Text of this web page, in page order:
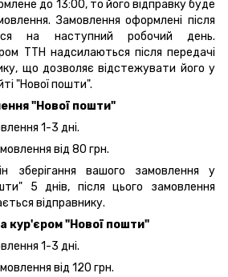
до 13:00, то його відправку буде
Замовлення оформлені після
на наступний робочий день.
ТТН надсилаються після передачі
що дозволяє відстежувати його у
"Нової пошти".
"Нової пошти"
1-3 дні.
від 80 грн.
зберігання вашого замовлення у
5 днів, після цього замовлення
відправнику.
кур'єром "Нової пошти"
1-3 дні.
від 120 грн.